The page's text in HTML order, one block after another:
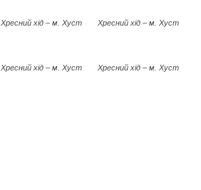
Хресний хід – м. Хуст Хресний хід – м. Хуст
Хресний хід – м. Хуст Хресний хід – м. Хуст